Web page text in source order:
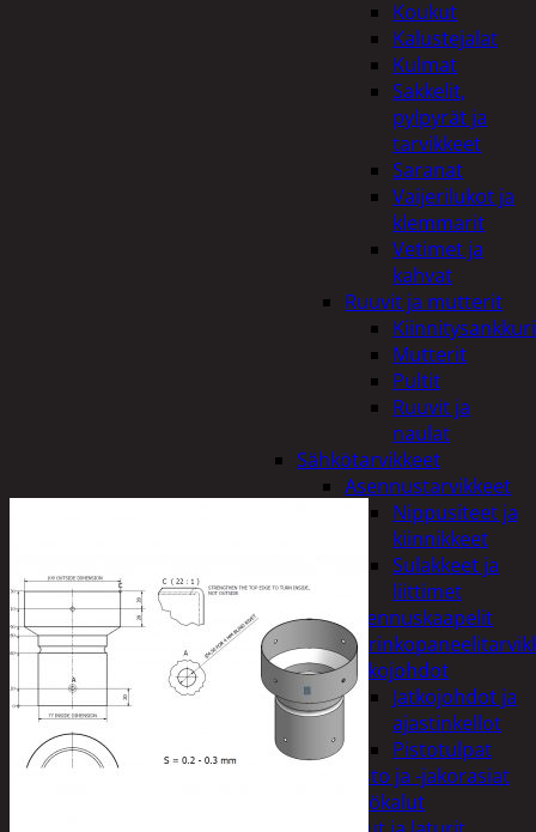
Koukut
Kalustejalat
Kulmat
Sakkelit,
pylpyrät ja
tarvikkeet
Saranat
Vaijerilukot ja
klemmarit
Vetimet ja
kahvat
Ruuvit ja mutterit
Mutterit
Pultit
Ruuvit ja
naulat
Sähkötarvikkeet
Asennustarvikkeet
Nippusiteet ja
kiinnikkeet
Sulakkeet ja
liittimet
Asennuskaapelit
Jatkojohdot
Jatkojohdot ja
ajastinkellot
Pistotulpat
Pisto ja -jakorasiat
Sähkötyökalut